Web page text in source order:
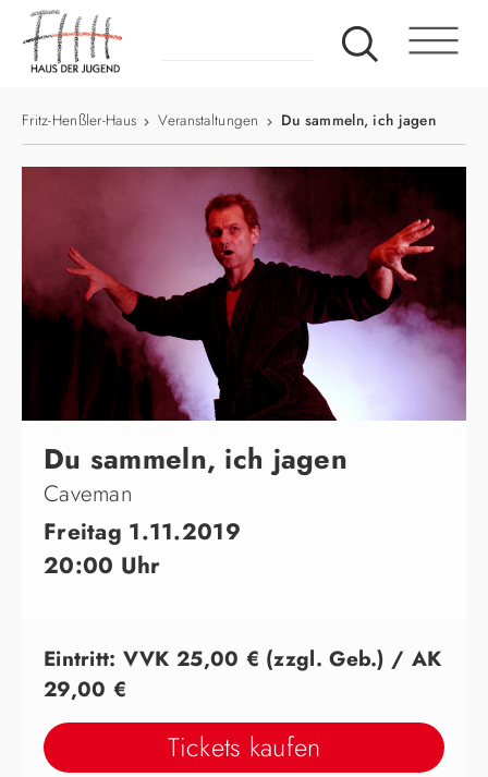
Fritz-Henßler-Haus Veranstaltungen Du sammeln, ich jagen
Du sammeln, ich jagen
Caveman
Freitag 1.11.2019
20:00 Uhr
Eintritt: VVK 25,00 € (zzgl. Geb.) / AK
29,00 €
Tickets kaufen